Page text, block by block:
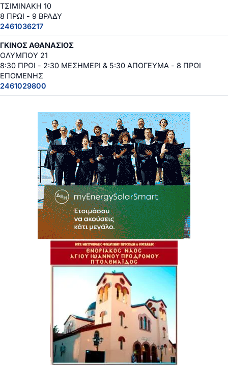
ΤΣΙΜΙΝΑΚΗ 10
8 ΠΡΩΙ - 9 ΒΡΑΔΥ
2461036217
ΓΚΙΝΟΣ ΑΘΑΝΑΣΙΟΣ
ΟΛΥΜΠΟΥ 21
8:30 ΠΡΩΙ - 2:30 ΜΕΣΗΜΕΡΙ & 5:30 ΑΠΟΓΕΥΜΑ - 8 ΠΡΩΙ
ΕΠΟΜΕΝΗΣ
2461029800